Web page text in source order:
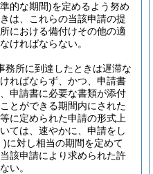
的な期間)を定めるよう努め
は、これらの当該申請の提
における備付けその他の適
ければならない。
務所に到達したときは遅滞な
ればならず、かつ、申請書
申請書に必要な書類が添付
とができる期間内にされた
に定められた申請の形式上
ては、速やかに、申請をし
)に対し相当の期間を定めて
該申請により求められた許
い。